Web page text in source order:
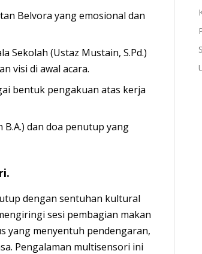
Belvora yang emosional dan
Sekolah (Ustaz Mustain, S.Pd.)
visi di awal acara.
bentuk pengakuan atas kerja
B.A.) dan doa penutup yang
dengan sentuhan kultural
sesi pembagian makan
yang menyentuh pendengaran,
Pengalaman multisensori ini